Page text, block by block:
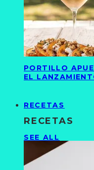
PORTILLO
EL
RECETAS
RECETAS
SEE ALL